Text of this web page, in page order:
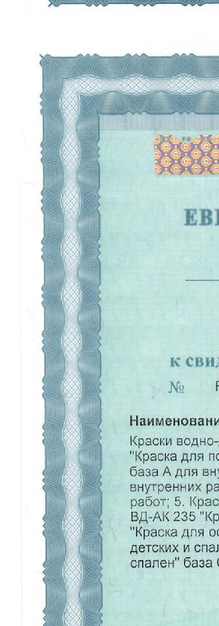
КАТАЛОГ
Краски
Штукатурка
Обои
Напольные покрытия
Фрески
Мозайка
НАВИГАЦИЯ
О нас
Каталог
Для дизайнеров
Портфолио
Отзывы
Вопросы
Контакты